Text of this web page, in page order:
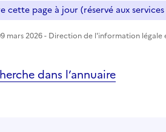
cette page à jour (réservé aux
mars 2026 - Direction de l'information
dans l’annuaire